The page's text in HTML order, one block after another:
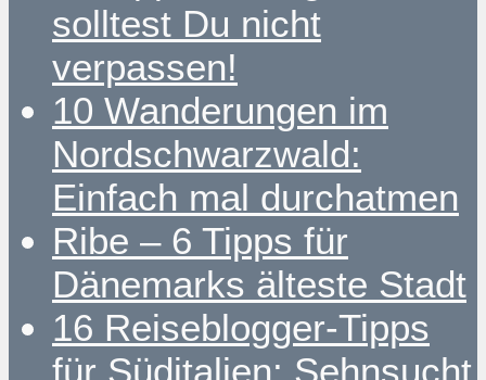
solltest Du nicht
verpassen!
10 Wanderungen im
Nordschwarzwald:
Einfach mal durchatmen
Ribe – 6 Tipps für
Dänemarks älteste Stadt
16 Reiseblogger-Tipps
für Süditalien: Sehnsucht